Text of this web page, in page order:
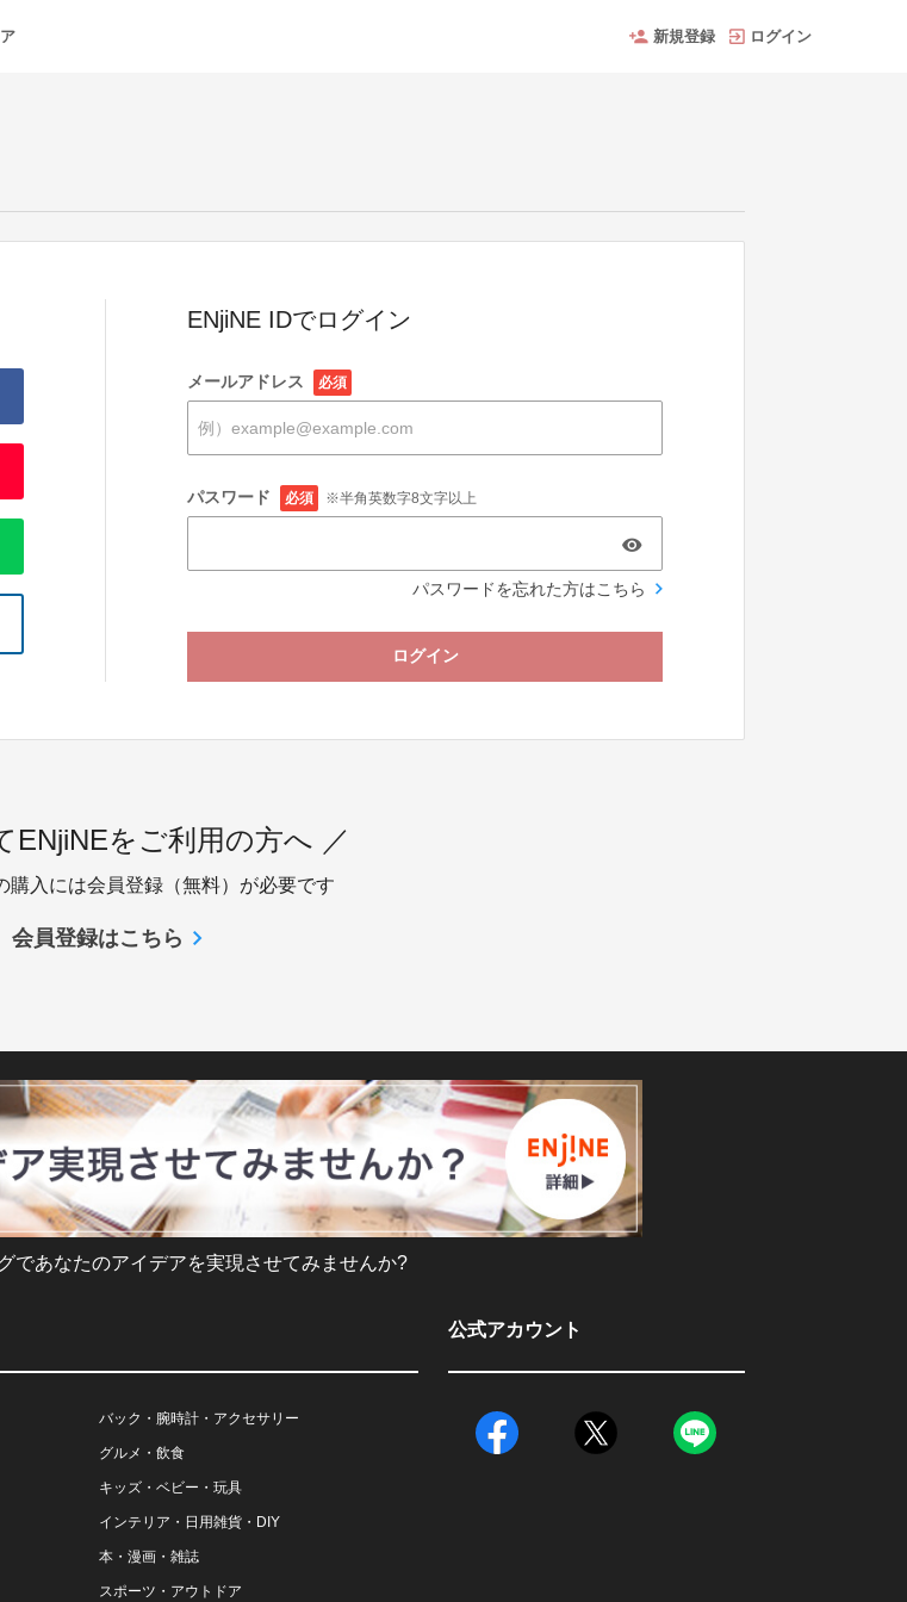
新規登録 ログイン
ENjiNE IDでログイン
メールアドレス 必須
パスワード 必須 ※半角英数字8文字以上
パスワードを忘れた方はこちら
ログイン
ENjiNEをご利用の方へ ／
購入には会員登録（無料）が必要です
会員登録はこちら
であなたのアイデアを実現させてみませんか?
バック・腕時計・アクセサリー
グルメ・飲食
キッズ・ベビー・玩具
インテリア・日用雑貨・DIY
本・漫画・雑誌
スポーツ・アウトドア
公式アカウント